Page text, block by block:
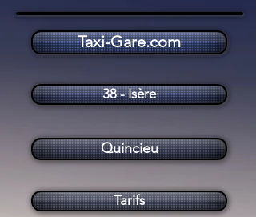
Tarifs
Taxi Quincieu (38470)
Quincieu
Taxi-Gare.com
38 - Isère